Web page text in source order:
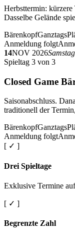
Herbsttermin: kürzere
Dasselbe Gelände
BärenkopfGanztags
Anmeldung folgt
14NOV 2026Samstag
Spieltag 3 von 3
Closed Game
Saisonabschluss.
traditionell der
BärenkopfGanztags
Anmeldung folgt
[ ✓ ]
Drei Spieltage
Exklusive Termine
[ ✓ ]
Begrenzte Zahl